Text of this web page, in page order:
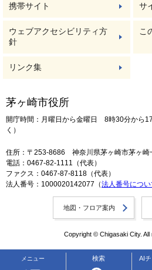
メニュー 検索 AI
携帯サイト サ
ウェブアクセシビリティ方
針
こ
リンク集
茅ヶ崎市役所
開庁時間：月曜日から金曜日 8時30分から
く）
住所：〒253-8686 神奈川県茅ヶ崎市茅ヶ崎
電話：0467-82-1111（代表）
ファクス：0467-87-8118（代表）
法人番号：1000020142077（法人番号につい
地図・フロア案内
Copyright © Chigasaki City. All